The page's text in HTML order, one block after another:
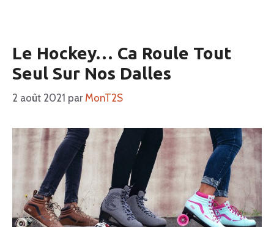
Le Hockey… Ca Roule Tout
Seul Sur Nos Dalles
2 août 2021 par MonT2S